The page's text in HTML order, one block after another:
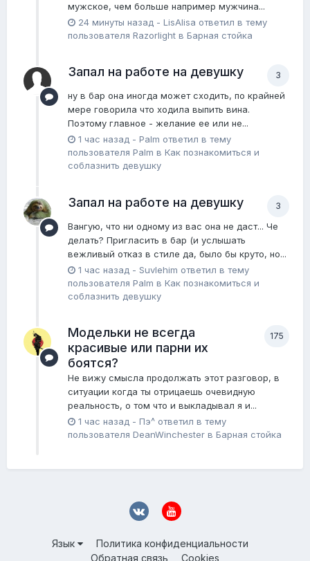
мужское, чем больше например мужчина...
24 минуты назад - LisAlisa ответил в тему
пользователя Razorlight в Барная стойка
3
Запал на работе на девушку
ну в бар она иногда может сходить, по крайней
мере говорила что ходила выпить вина.
Поэтому главное - желание ее или не...
1 час назад - Palm ответил в тему
пользователя Palm в Как познакомиться и
соблазнить девушку
3
Запал на работе на девушку
Вангую, что ни одному из вас она не даст... Че
делать? Пригласить в бар (и услышать
вежливый отказ в стиле да, было бы круто, но...
1 час назад - Suvlehim ответил в тему
пользователя Palm в Как познакомиться и
соблазнить девушку
175
Модельки не всегда
красивые или парни их
боятся?
Не вижу смысла продолжать этот разговор, в
ситуации когда ты отрицаешь очевидную
реальность, о том что и выкладывал я и...
1 час назад - Пэ^ ответил в тему
пользователя DeanWinchester в Барная стойка
Язык
Политика конфиденциальности
Обратная связь
Cookies